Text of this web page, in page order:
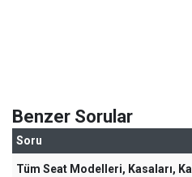
Benzer Sorular
Soru
Tüm Seat Modelleri, Kasaları,